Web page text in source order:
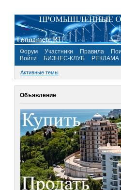
Форум Участники Правила
Войти
БИЗНЕС-КЛУБ РЕКЛАМА
Активные темы
Объявление